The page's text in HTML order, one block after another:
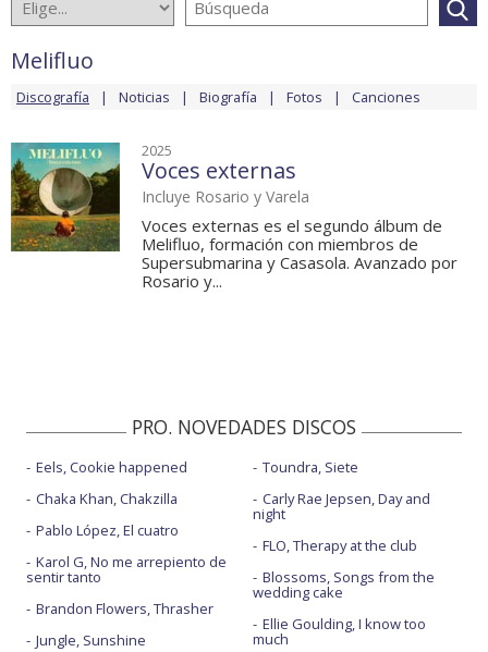
Melifluo
Discografía Noticias Biografía Fotos Canciones
2025
Voces externas
Incluye Rosario y Varela
Voces externas es el segundo álbum de
Melifluo, formación con miembros de
Supersubmarina y Casasola. Avanzado por
Rosario y...
PRO. NOVEDADES DISCOS
Eels, Cookie happened
Chaka Khan, Chakzilla
Pablo López, El cuatro
Karol G, No me arrepiento de
sentir tanto
Brandon Flowers, Thrasher
Jungle, Sunshine
Toundra, Siete
Carly Rae Jepsen, Day and
night
FLO, Therapy at the club
Blossoms, Songs from the
wedding cake
Ellie Goulding, I know too
much